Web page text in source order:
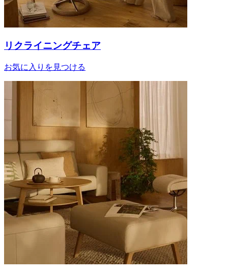
リクライニングチェア
お気に入りを見つける